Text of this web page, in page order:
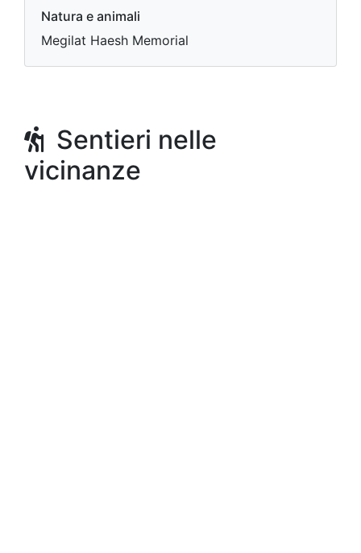
Natura e animali
Megilat Haesh Memorial
Sentieri nelle
vicinanze